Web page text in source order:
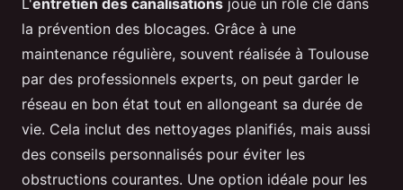
L'entretien des canalisations joue un rôle clé dans
la prévention des blocages. Grâce à une
maintenance régulière, souvent réalisée à Toulouse
par des professionnels experts, on peut garder le
réseau en bon état tout en allongeant sa durée de
vie. Cela inclut des nettoyages planifiés, mais aussi
des conseils personnalisés pour éviter les
obstructions courantes. Une option idéale pour les